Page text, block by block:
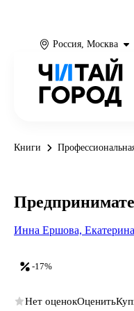
Россия, Москва
Книги
-17%
Инна Ершова,
Нет оценокОценить